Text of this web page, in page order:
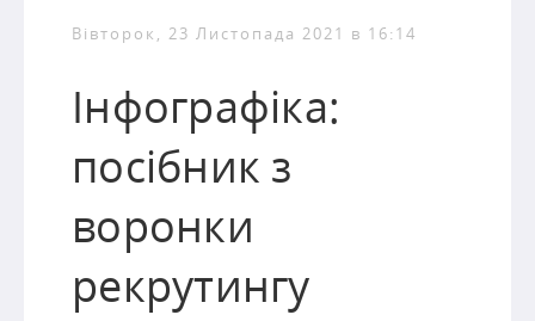
Вівторок, 23 Листопада 2021 в 16:14
Інфографіка:
посібник з
воронки
рекрутингу